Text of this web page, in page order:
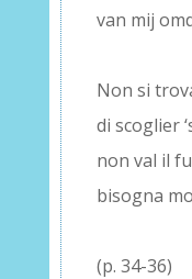
van mij
Non si
di scoglier
non val il
bisogna
(p. 34-36)